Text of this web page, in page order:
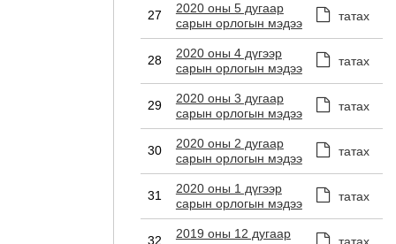
27
2020 оны 5 дугаар
сарын орлогын мэдээ
татах
28
2020 оны 4 дүгээр
сарын орлогын мэдээ
татах
29
2020 оны 3 дугаар
сарын орлогын мэдээ
татах
30
2020 оны 2 дугаар
сарын орлогын мэдээ
татах
31
2020 оны 1 дүгээр
сарын орлогын мэдээ
татах
32
2019 оны 12 дугаар